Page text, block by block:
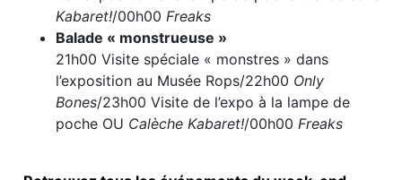
Kabaret!/00h00Freaks
Balade « monstrueuse »
21h00 Visite spéciale « monstres » dans
l’exposition au Musée Rops/22h00 Only
Bones/23h00 Visite de l’expo à la lampe de
poche OU Calèche Kabaret!/00h00Freaks